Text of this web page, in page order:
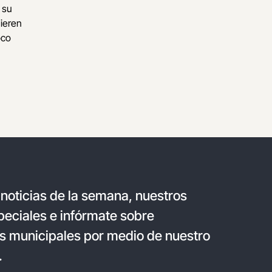
de la semana, nuestros
e infórmate sobre
municipales por medio de nuestro